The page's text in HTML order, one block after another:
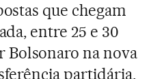
que chegam
entre 25 e 30
Bolsonaro na nova
partidária,